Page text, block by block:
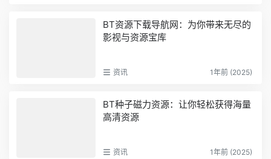
BT资源下载导航网：为你带来无尽的
影视与资源宝库
资讯 1年前 (2025)
BT种子磁力资源：让你轻松获得海量
高清资源
资讯 1年前 (2025)